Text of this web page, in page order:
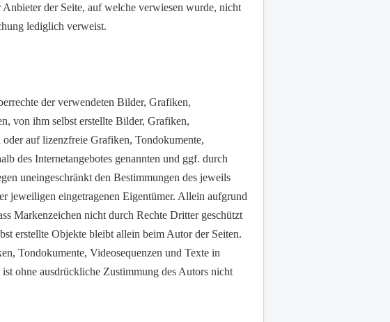
der Seite, auf welche verwiesen wurde, nicht
lediglich verweist.
der verwendeten Bilder, Grafiken,
von ihm selbst erstellte Bilder, Grafiken,
oder auf lizenzfreie Grafiken, Tondokumente,
des Internetangebotes genannten und ggf. durch
uneingeschränkt den Bestimmungen des jeweils
jeweiligen eingetragenen Eigentümer. Allein aufgrund
Markenzeichen nicht durch Rechte Dritter geschützt
erstellte Objekte bleibt allein beim Autor der Seiten.
Tondokumente, Videosequenzen und Texte in
ohne ausdrückliche Zustimmung des Autors nicht